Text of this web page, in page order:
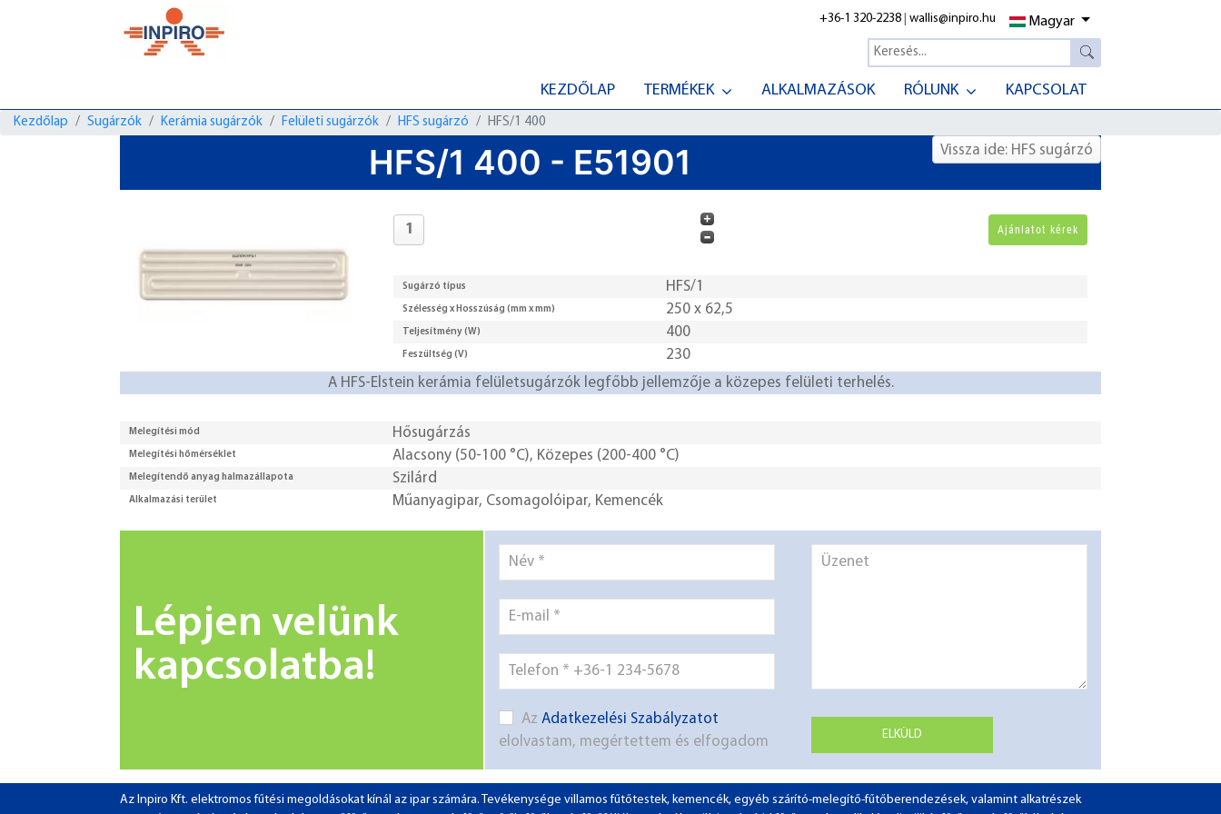
+36-1 320-2238 |wallis@inpiro.hu Magyar
KEZDŐLAP TERMÉKEK ALKALMAZÁSOK RÓLUNK KAPCSOLAT
Kezdőlap Sugárzók Kerámia sugárzók Felületi sugárzók HFS sugárzó HFS/1 400
Vissza ide: HFS sugárzó
HFS/1 400 - E51901
Sugárzó típus HFS/1
Szélesség x Hosszúság (mm x mm) 250 x 62,5
Teljesítmény (W) 400
Feszültség (V)
230
A HFS-Elstein kerámia felületsugárzók legfőbb jellemzője a közepes felületi terhelés.
Melegítési mód Hősugárzás
Melegítési hőmérséklet Alacsony (50-100 °C), Közepes (200-400 °C)
Melegítendő anyag halmazállapota Szilárd
Alkalmazási terület Műanyagipar, Csomagolóipar, Kemencék
Lépjen velünk
kapcsolatba!
Az Adatkezelési Szabályzatot
elolvastam, megértettem és elfogadom
ELKÜLD
Az Inpiro Kft. elektromos fűtési megoldásokat kínál az ipar számára. Tevékenysége villamos fűtőtestek, kemencék, egyéb szárító-melegítő-fűtőberendezések, valamint alkatrészek